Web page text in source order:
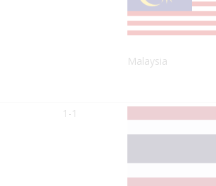
Malaysia
1-1